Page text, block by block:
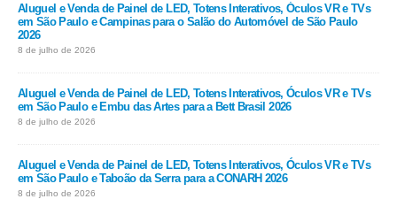
Aluguel e Venda de Painel de LED, Totens Interativos, Óculos VR e TVs
em São Paulo e Campinas para o Salão do Automóvel de São Paulo
2026
8 de julho de 2026
Aluguel e Venda de Painel de LED, Totens Interativos, Óculos VR e TVs
em São Paulo e Embu das Artes para a Bett Brasil 2026
8 de julho de 2026
Aluguel e Venda de Painel de LED, Totens Interativos, Óculos VR e TVs
em São Paulo e Taboão da Serra para a CONARH 2026
8 de julho de 2026